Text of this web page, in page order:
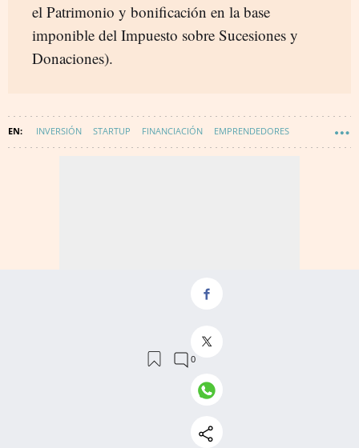
el Patrimonio y bonificación en la base
imponible del Impuesto sobre Sucesiones y
Donaciones).
INVERSIÓN STARTUP FINANCIACIÓN EMPRENDEDORES